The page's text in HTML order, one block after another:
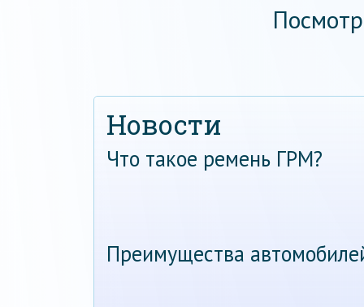
Новости
Что такое ремень ГРМ?
Преимущества